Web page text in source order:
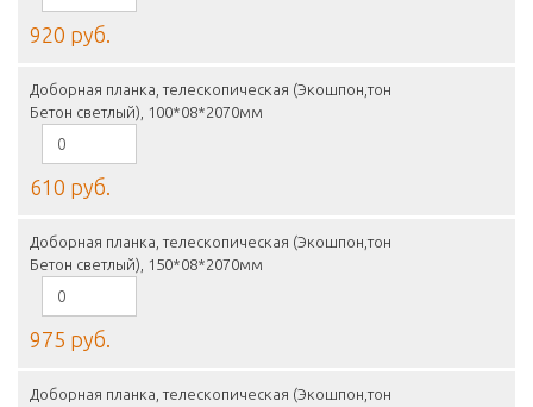
920 руб.
Доборная планка, телескопическая (Экошпон,тон
Бетон светлый), 100*08*2070мм
610 руб.
Доборная планка, телескопическая (Экошпон,тон
Бетон светлый), 150*08*2070мм
975 руб.
Доборная планка, телескопическая (Экошпон,тон